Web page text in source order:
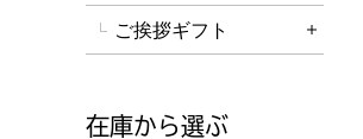
ご挨拶ギフト 詳細
在庫から選ぶ